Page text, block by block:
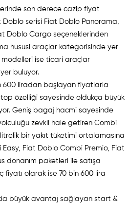
son derece cazip fiyat
Doblo serisi Fiat Doblo Panorama,
Doblo Cargo seçeneklerinden
hususi araçlar kategorisinde yer
modelleri ise ticari araçlar
buluyor.
600 liradan başlayan fiyatlarla
özelliği sayesinde oldukça büyük
Geniş bagaj hacmi sayesinde
zevkli hale getiren Combi
bir yakıt tüketimi ortalamasına
Fiat Doblo Combi Premio, Fiat
donanım paketleri ile satışa
fiyatı olarak ise 70 bin 600 lira
büyük avantaj sağlayan start &